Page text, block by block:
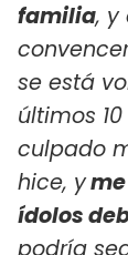
familia, y
se está
últimos
culpado
hice, yme
ídolos